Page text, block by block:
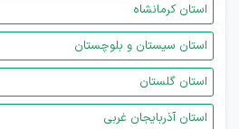
استان کرمانشاه
استان سیستان و بلوچستان
استان گلستان
استان آذربایجان غربی